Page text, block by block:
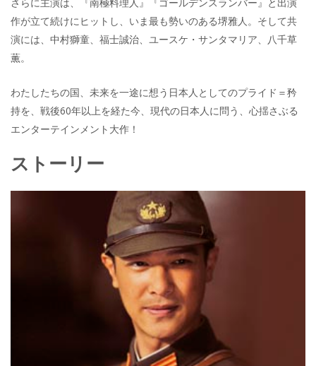
作が立て続けにヒットし、いま最も勢いのある堺雅人。そして共
演には、中村獅童、福士誠治、ユースケ・サンタマリア、八千草
薫。
わたしたちの国、未来を一途に想う日本人としてのプライド＝矜
持を、戦後60年以上を経た今、現代の日本人に問う、心揺さぶる
エンターテインメント大作！
ストーリー